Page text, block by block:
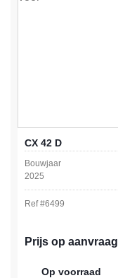
CX 42 D
Bouwjaar
2025
Ref #6499
Prijs op aanvraag
Op voorraad